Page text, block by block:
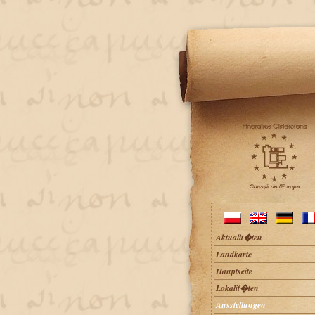
Aktualit�ten
Landkarte
Hauptseite
Lokalit�ten
Ausstellungen